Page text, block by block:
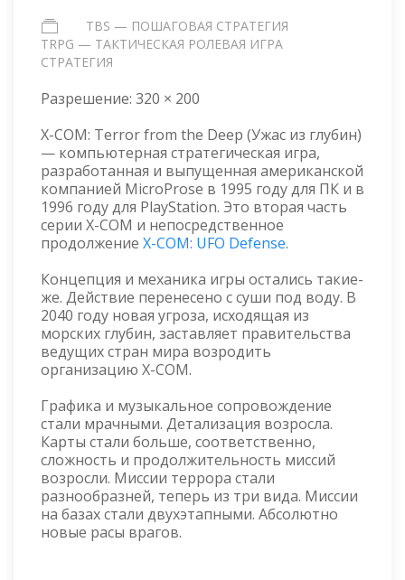
TBS — ПОШАГОВАЯ СТРАТЕГИЯ
TRPG — ТАКТИЧЕСКАЯ РОЛЕВАЯ ИГРА
СТРАТЕГИЯ
Разрешение: 320 × 200
X-COM: Terror from the Deep (Ужас из глубин)
— компьютерная стратегическая игра,
разработанная и выпущенная американской
компанией MicroProse в 1995 году для ПК и в
1996 году для PlayStation. Это вторая часть
серии X-COM и непосредственное
продолжение X-COM: UFO Defense.
Концепция и механика игры остались такие-
же. Действие перенесено с суши под воду. В
2040 году новая угроза, исходящая из
морских глубин, заставляет правительства
ведущих стран мира возродить
организацию X-COM.
Графика и музыкальное сопровождение
стали мрачными. Детализация возросла.
Карты стали больше, соответственно,
сложность и продолжительность миссий
возросли. Миссии террора стали
разнообразней, теперь из три вида. Миссии
на базах стали двухэтапными. Абсолютно
новые расы врагов.